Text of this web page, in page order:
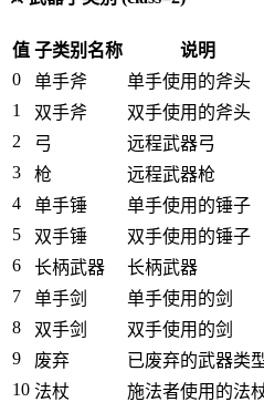
值 子类别名称 说明
0
单手斧 单手使用的斧头
1
双手斧 双手使用的斧头
2
弓 远程武器弓
3
枪 远程武器枪
4
单手锤 单手使用的锤子
5
双手锤 双手使用的锤子
6
长柄武器 长柄武器
7
单手剑 单手使用的剑
8
双手剑 双手使用的剑
9
废弃 已废弃的武器类
10 法杖 施法者使用的法